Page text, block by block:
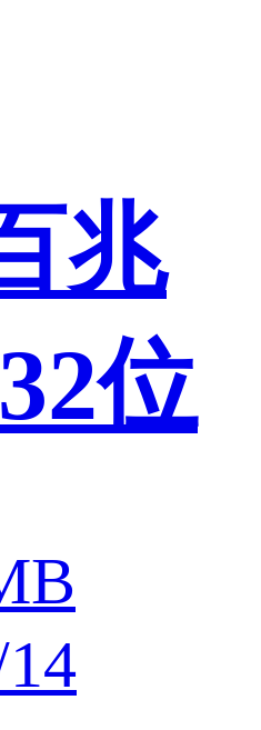
兆
位